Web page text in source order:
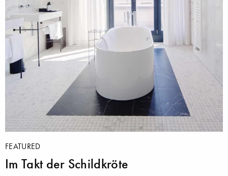
FEATURED
Im Takt der Schildkröte